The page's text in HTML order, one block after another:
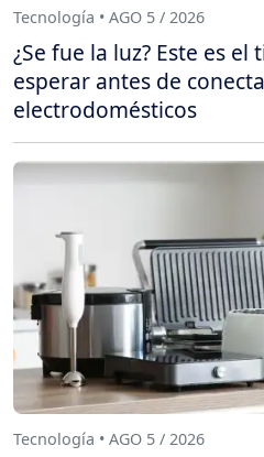
Tecnología • AGO 5 / 2026
¿Se fue la luz? Este es
esperar antes de
electrodomésticos
Tecnología • AGO 5 / 2026